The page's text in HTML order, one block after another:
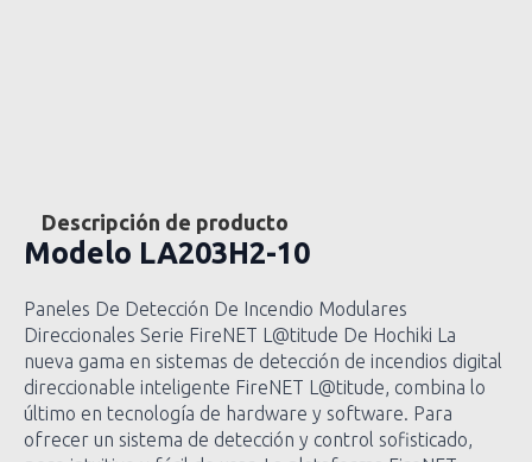
Descripción de producto
Modelo LA203H2-10
Paneles De Detección De Incendio Modulares
Direccionales Serie FireNET L@titude De Hochiki La
nueva gama en sistemas de detección de incendios digital
direccionable inteligente FireNET L@titude, combina lo
último en tecnología de hardware y software. Para
ofrecer un sistema de detección y control sofisticado,